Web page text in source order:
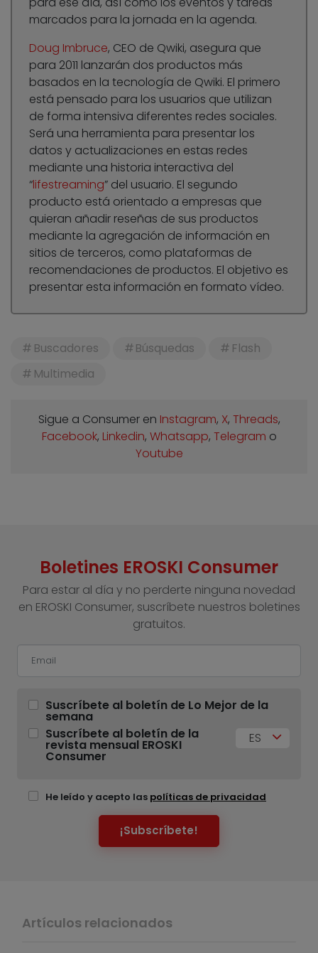
marcados para la jornada en la agenda.
Doug Imbruce, CEO de Qwiki, asegura que
para 2011 lanzarán dos productos más
basados en la tecnología de Qwiki. El primero
está pensado para los usuarios que utilizan
de forma intensiva diferentes redes sociales.
Será una herramienta para presentar los
datos y actualizaciones en estas redes
mediante una historia interactiva del
“lifestreaming” del usuario. El segundo
producto está orientado a empresas que
quieran añadir reseñas de sus productos
mediante la agregación de información en
sitios de terceros, como plataformas de
recomendaciones de productos. El objetivo es
presentar esta información en formato vídeo.
Buscadores Búsquedas
Flash
Multimedia
Sigue a Consumer en Instagram, X, Threads,
Facebook, Linkedin, Whatsapp, Telegram o
Youtube
Boletines EROSKI Consumer
Para estar al día y no perderte ninguna novedad
en EROSKI Consumer, suscríbete nuestros boletines
gratuitos.
Suscríbete al boletín de Lo Mejor de la
semana
Suscríbete al boletín de la
revista mensual EROSKI
Consumer
ES
He leído y acepto las políticas de privacidad
¡Subscríbete!
Artículos relacionados